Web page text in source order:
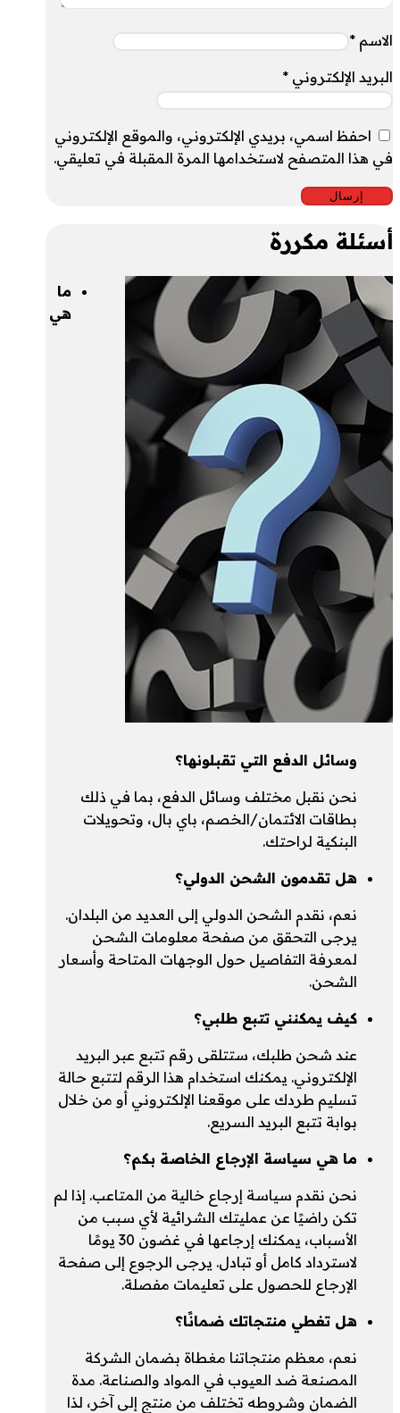
الاسم *
البريد الإلكتروني *
احفظ اسمي، بريدي الإلكتروني، والموقع الإلكتروني
في هذا المتصفح لاستخدامها المرة المقبلة في تعليقي.
أسئلة مكررة
ما
هي
وسائل الدفع التي تقبلونها؟
نحن نقبل مختلف وسائل الدفع، بما في ذلك
بطاقات الائتمان/الخصم، باي بال، وتحويلات
البنكية لراحتك.
هل تقدمون الشحن الدولي؟
نعم، نقدم الشحن الدولي إلى العديد من البلدان.
يرجى التحقق من صفحة معلومات الشحن
لمعرفة التفاصيل حول الوجهات المتاحة وأسعار
الشحن.
كيف يمكنني تتبع طلبي؟
عند شحن طلبك، ستتلقى رقم تتبع عبر البريد
الإلكتروني. يمكنك استخدام هذا الرقم لتتبع حالة
تسليم طردك على موقعنا الإلكتروني أو من خلال
بوابة تتبع البريد السريع.
ما هي سياسة الإرجاع الخاصة بكم؟
نحن نقدم سياسة إرجاع خالية من المتاعب. إذا لم
تكن راضيًا عن عمليتك الشرائية لأي سبب من
الأسباب، يمكنك إرجاعها في غضون 30 يومًا
لاسترداد كامل أو تبادل. يرجى الرجوع إلى صفحة
الإرجاع للحصول على تعليمات مفصلة.
هل تغطي منتجاتك ضمانًا؟
نعم، معظم منتجاتنا مغطاة بضمان الشركة
المصنعة ضد العيوب في المواد والصناعة. مدة
الضمان وشروطه تختلف من منتج إلى آخر، لذا